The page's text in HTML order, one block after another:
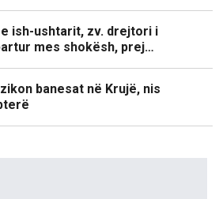
ish-ushtarit, zv. drejtori i
mes shokësh, prej…
banesat në Krujë, nis